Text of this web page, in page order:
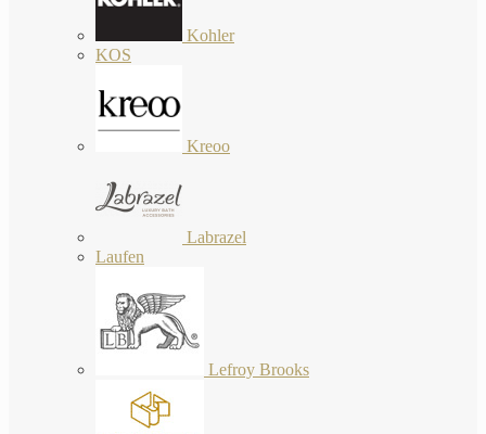
Kohler
KOS
Kreoo
Labrazel
Laufen
Lefroy Brooks